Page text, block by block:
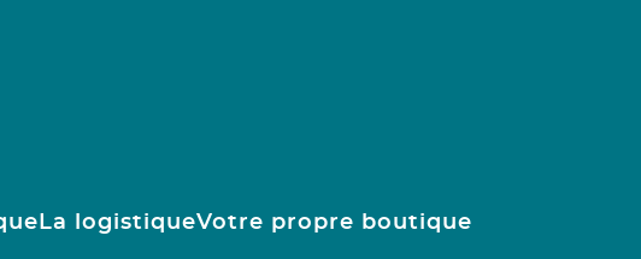
La logistiqueVotre propre boutique